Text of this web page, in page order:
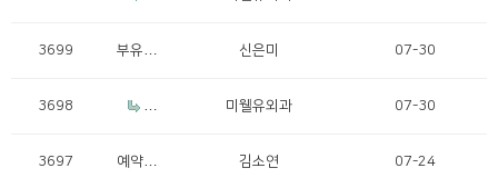
3699
부유방
신은미 07-30
3698
R
비용문
미웰유외과 07-30
3697
예약취
김소연 07-24